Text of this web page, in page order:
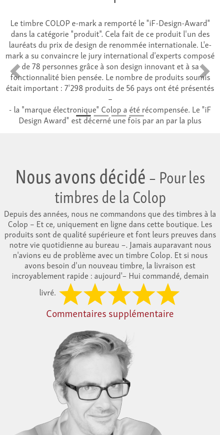
COLOP e-mark a remporté le "iF-Design-Award"
catégorie "produit". Cela fait de ce produit l'un des
du prix de design de renommée internationale. L'e-
convaincre le jury international d'experts composé
personnes grâce à son design innovant et à sa
bien pensée. Le nombre de produits soumis
: 7'298 produits de 56 pays ont été présentés
électronique" Colop a été récompensée. Le "iF
Award" est décerné une fois par an par la plus
Le
est
un
Retour En
Nous avons décidé– Pour les
timbres de la Colop
Depuis des années, nous ne commandons que des timbres à la
Colop – Et ce, uniquement en ligne dans cette boutique. Les
produits sont de qualité supérieure et font leurs preuves dans
notre vie quotidienne au bureau –. Jamais auparavant nous
n'avions eu de problème avec un timbre Colop. Et si nous
avons besoin d'un nouveau timbre, la livraison est
incroyablement rapide : aujourd'– Hui commandé, demain
livré.
Commentaires supplémentaire